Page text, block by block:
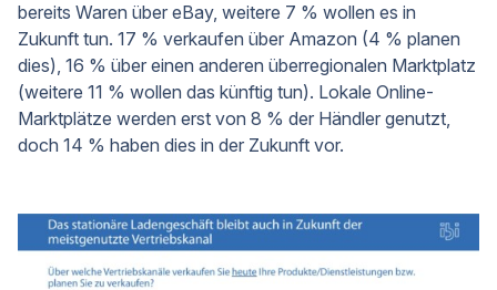
bereits Waren über eBay, weitere 7 % wollen es in
Zukunft tun. 17 % verkaufen über Amazon (4 % planen
dies), 16 % über einen anderen überregionalen Marktplatz
(weitere 11 % wollen das künftig tun). Lokale Online-
Marktplätze werden erst von 8 % der Händler genutzt,
doch 14 % haben dies in der Zukunft vor.